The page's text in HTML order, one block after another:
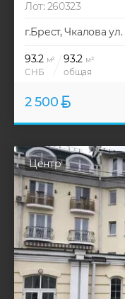
Лот: 260323
г.Брест, Чкалова ул.
93.2 м²
СНБ
93.2 м²
общая
2 500
Центр